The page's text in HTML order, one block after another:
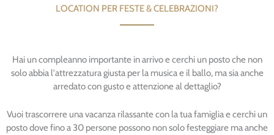
LOCATION PER FESTE & CELEBRAZIONI?
Hai un compleanno importante in arrivo e cerchi un posto che non
solo abbia l'attrezzatura giusta per la musica e il ballo, ma sia anche
arredato con gusto e attenzione al dettaglio?
Vuoi trascorrere una vacanza rilassante con la tua famiglia e cerchi un
posto dove fino a 30 persone possono non solo festeggiare ma anche